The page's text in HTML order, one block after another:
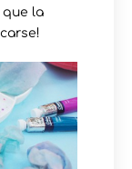
que la